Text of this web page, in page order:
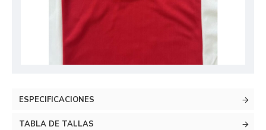
ESPECIFICACIONES
TABLA DE TALLAS